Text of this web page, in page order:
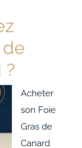
de
?
Acheter
son Foie
Gras de
Canard